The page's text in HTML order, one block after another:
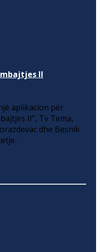
II
aplikacion për
II”, Tv Tema,
dhe Besnik